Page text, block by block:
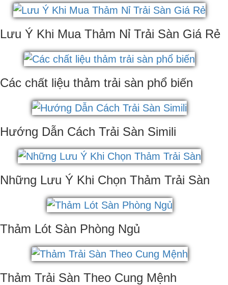
Lưu Ý Khi Mua Thảm Nỉ Trải Sàn Giá Rẻ
Các chất liệu thảm trải sàn phổ biến
Hướng Dẫn Cách Trải Sàn Simili
Những Lưu Ý Khi Chọn Thảm Trải Sàn
Thảm Lót Sàn Phòng Ngủ
Thảm Trải Sàn Theo Cung Mệnh